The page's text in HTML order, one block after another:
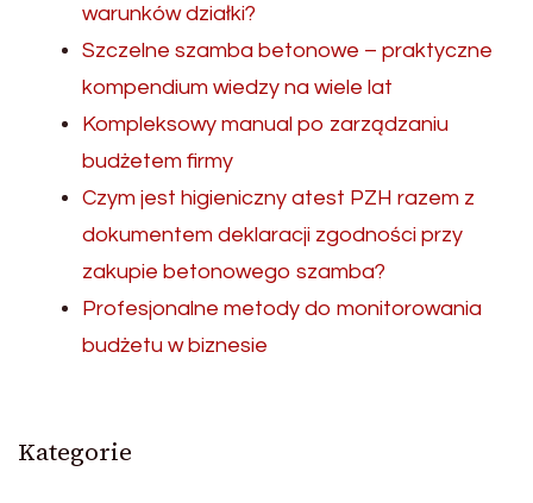
warunków działki?
Szczelne szamba betonowe – praktyczne
kompendium wiedzy na wiele lat
Kompleksowy manual po zarządzaniu
budżetem firmy
Czym jest higieniczny atest PZH razem z
dokumentem deklaracji zgodności przy
zakupie betonowego szamba?
Profesjonalne metody do monitorowania
budżetu w biznesie
Kategorie